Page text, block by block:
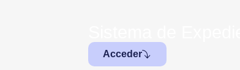
Acceder